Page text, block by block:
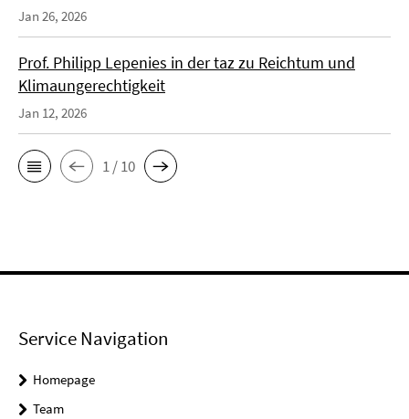
Jan 26, 2026
Prof. Philipp Lepenies in der taz zu Reichtum und
Klimaungerechtigkeit
Jan 12, 2026
1 / 10
Service Navigation
Homepage
Team